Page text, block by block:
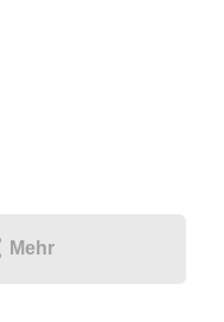
Mehr